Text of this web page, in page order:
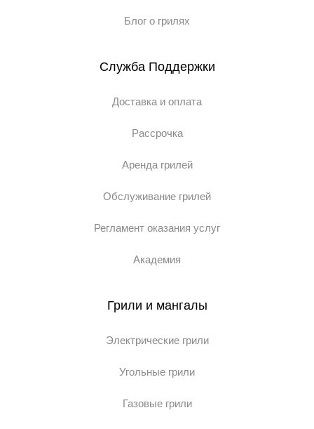
Блог о грилях
Служба Поддержки
Доставка и оплата
Рассрочка
Аренда грилей
Обслуживание грилей
Регламент оказания услуг
Академия
Грили и мангалы
Электрические грили
Угольные грили
Газовые грили